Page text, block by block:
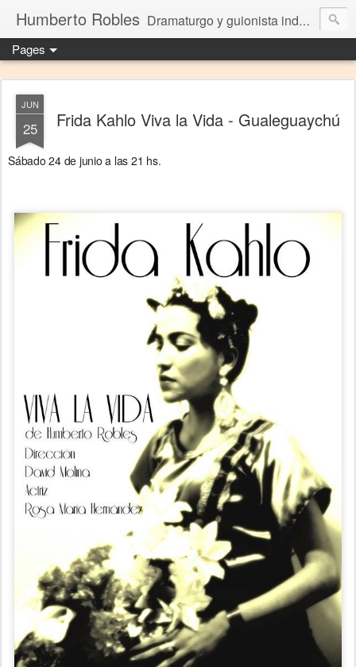
Humberto Robles Dramaturgo y guionista independiente
Pages
JUN
25 Frida Kahlo Viva la Vida - Gualeguaychú
Sábado 24 de junio a las 21 hs.